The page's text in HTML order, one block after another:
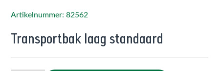
Artikelnummer: 82562
Transportbak laag standaard